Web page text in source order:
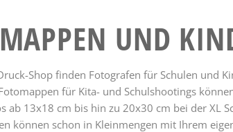
UND
Shop finden Fotografen für Schulen und
für Kita- und Schulshootings
ab 13x18 cm bis hin zu 20x30 cm bei der XL
können schon in Kleinmengen mit Ihrem